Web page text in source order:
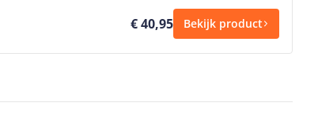
€ 40,95 Bekijk product